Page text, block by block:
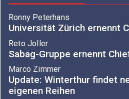
Ronny Peterhans
Universität Zürich ernennt
Reto Joller
Sabag-Gruppe ernennt
Marco Zimmer
Update: Winterthur findet
eigenen Reihen